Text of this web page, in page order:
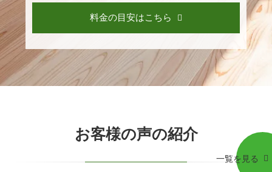
料金の目安はこちら
お客様の声の紹介
一覧を見る